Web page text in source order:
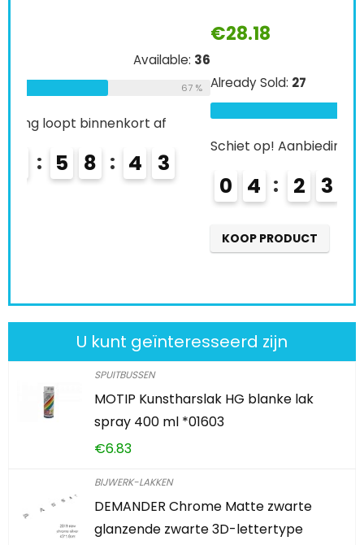
Already Sold: Available:
Schiet op! Aanbieding loopt binnenkort af
4 3 8 4 2
U kunt geïnteresseerd zijn
SPUITBUSSEN
MOTIP Kunstharslak HG blanke lak
spray 400 ml *01603
€6.83
BIJWERK-LAKKEN
DEMANDER Chrome Matte zwarte
glanzende zwarte 3D-lettertype